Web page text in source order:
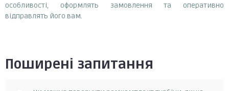
особливості, оформлять замовлення та оперативно
відправлять його вам.
Поширені запитання